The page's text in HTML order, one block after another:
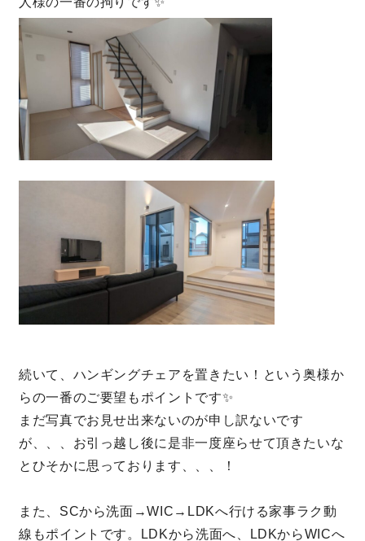
施工事例
お知らせ 土地情報
近日分譲予定情報 会社情報
動画ギャラリー 採用情報
プライバシーポリシー
よくある質問
CLOSE
続いて、ハンギングチェアを置きたい！という奥様か
らの一番のご要望もポイントです✨
まだ写真でお見せ出来ないのが申し訳ないです
が、、、お引っ越し後に是非一度座らせて頂きたいな
とひそかに思っております、、、！
また、SCから洗面→WIC→LDKへ行ける家事ラク動
線もポイントです。LDKから洗面へ、LDKからWICへ